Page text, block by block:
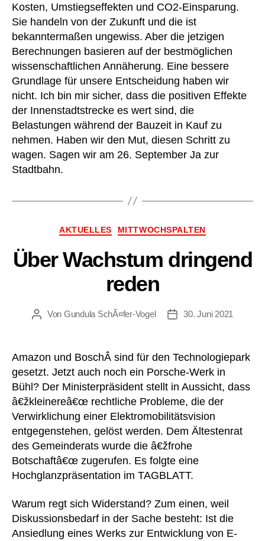
Kosten, Umstiegseffekten und CO2-Einsparung.
Sie handeln von der Zukunft und die ist
bekanntermaßen ungewiss. Aber die jetzigen
Berechnungen basieren auf der bestmöglichen
wissenschaftlichen Annäherung. Eine bessere
Grundlage für unsere Entscheidung haben wir
nicht. Ich bin mir sicher, dass die positiven Effekte
der Innenstadtstrecke es wert sind, die
Belastungen während der Bauzeit in Kauf zu
nehmen. Haben wir den Mut, diesen Schritt zu
wagen. Sagen wir am 26. September Ja zur
Stadtbahn.
Kategorien
AKTUELLES MITTWOCHSPALTEN
Über Wachstum dringend
reden
Beitragsautor
Von Gundula SchÃ¤fer-Vogel Beitragsdatum
30. Juni 2021
Amazon und BoschÂ sind für den Technologiepark
gesetzt. Jetzt auch noch ein Porsche-Werk in
Bühl? Der Ministerpräsident stellt in Aussicht, dass
â€žkleinereâ€œ rechtliche Probleme, die der
Verwirklichung einer Elektromobilitätsvision
entgegenstehen, gelöst werden. Dem Ältestenrat
des Gemeinderats wurde die â€žfrohe
Botschaftâ€œ zugerufen. Es folgte eine
Hochglanzpräsentation im TAGBLATT.
Warum regt sich Widerstand? Zum einen, weil
Diskussionsbedarf in der Sache besteht: Ist die
Ansiedlung eines Werks zur Entwicklung von E-